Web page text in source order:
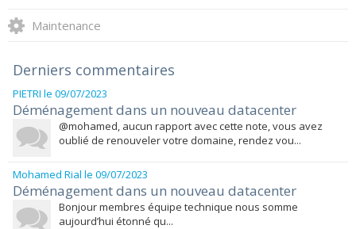
Maintenance
Derniers commentaires
PIETRI le 09/07/2023
Déménagement dans un nouveau datacenter
@mohamed, aucun rapport avec cette note, vous avez
oublié de renouveler votre domaine, rendez vou...
Mohamed Rial le 09/07/2023
Déménagement dans un nouveau datacenter
Bonjour membres équipe technique nous somme
aujourd’hui étonné qu...